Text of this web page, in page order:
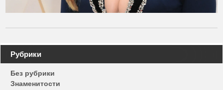
Навигация
по
записям
Рубрики
Без рубрики
Знаменитости